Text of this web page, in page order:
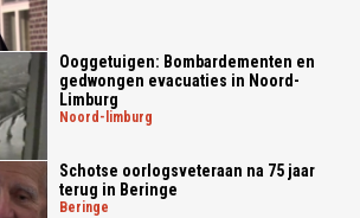
Ooggetuigen: Bombardementen en
gedwongen evacuaties in Noord-
Limburg
noord-limburg
Schotse oorlogsveteraan na 75 jaar
terug in Beringe
beringe